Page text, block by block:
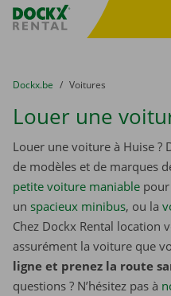
sitename
You are here:
du
Dockx.be to
Voitures
Louer une
Louer une voiture à Huise ?
de modèles et de marques
petite voiture maniable
un spacieux minibus, ou la
Chez Dockx Rental location
assurément la voiture que
ligne et prenez la route
questions ? N’hésitez pas à